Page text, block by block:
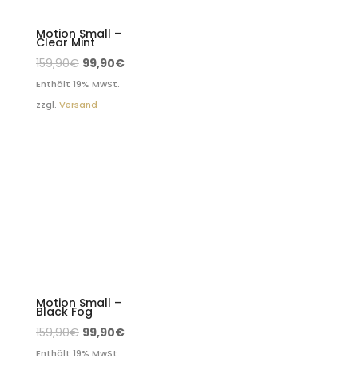
Motion Small –
Clear Mint
159,90€ 99,90€
Enthält 19% MwSt.
zzgl. Versand
Motion Small –
Black Fog
159,90€ 99,90€
Enthält 19% MwSt.